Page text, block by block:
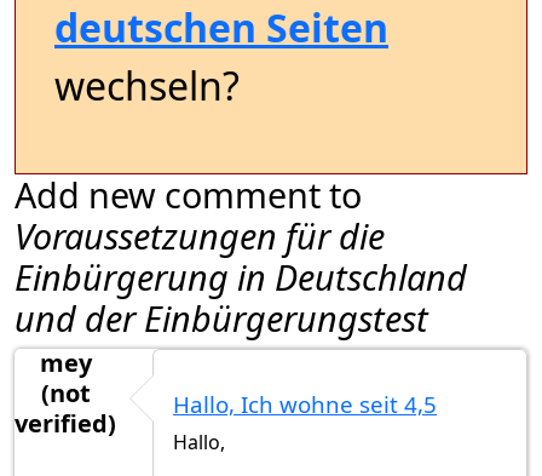
deutschen Seiten
wechseln?
Add new comment to
Voraussetzungen für die
Einbürgerung in Deutschland
und der Einbürgerungstest
mey
(not
verified)
Hallo, Ich wohne seit 4,5
Hallo,